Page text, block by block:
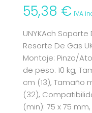
55,38 € IVA
UNYKAch
Resorte De Gas
Montaje: Pinza/
de peso: 10 kg,
cm (13), Tamaño
(32),
(min): 75 x 75